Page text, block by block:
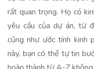
rất quan trọng. Họ có
yêu cầu của dự án, từ
cũng như ước tính kinh
này, bạn có thể tự tin